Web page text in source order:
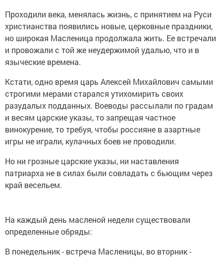
Проходили века, менялась жизнь, с принятием на Руси
христианства появились новые, церковные праздники,
но широкая Масленица продолжала жить. Ее встречали
и провожали с той же неудержимой удалью, что и в
языческие времена.
Кстати, одно время царь Алексей Михайлович самыми
строгими мерами старался утихомирить своих
разудалых подданных. Воеводы рассылали по градам
и весям царские указы, то запрещая частное
винокурение, то требуя, чтобы россияне в азартные
игры не играли, кулачных боев не проводили.
Но ни грозные царские указы, ни наставления
патриарха не в силах были совладать с бьющим через
край весельем.
На каждый день масленой недели существовали
определенные обряды:
В понедельник - встреча Масленицы, во вторник -